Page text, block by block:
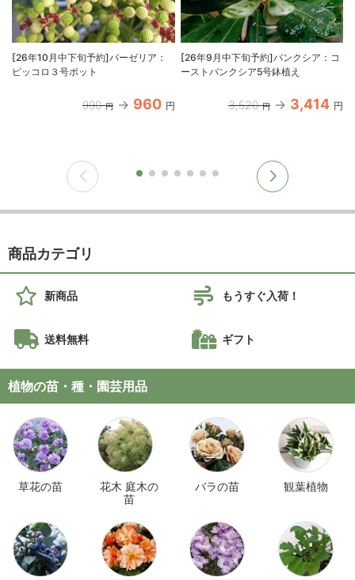
[26年10月中下旬予約]バーゼリア：
ピッコロ３号ポット
990 円 960 円
[26年9月中下旬予約]バンクシア：コ
ーストバンクシア5号鉢植え
3,520 円 3,414 円
商品カテゴリ
新商品 もうすぐ入荷！
送料無料 ギフト
植物の苗・種・園芸用品
草花の苗
花木 庭木の
苗
バラの苗 観葉植物